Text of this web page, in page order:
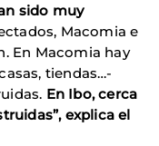
sido muy
Macomia e
En Macomia hay
tiendas…-
En Ibo, cerca
explica el